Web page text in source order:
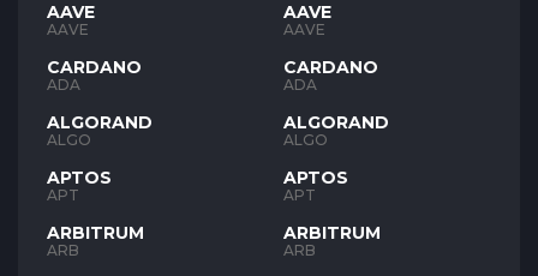
AAVE
AAVE
CARDANO
ADA
ALGORAND
ALGO
APTOS
APT
ARBITRUM
ARB
AAVE
AAVE
CARDANO
ADA
ALGORAND
ALGO
APTOS
APT
ARBITRUM
ARB